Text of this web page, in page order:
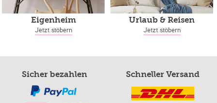
Eigenheim
Jetzt stöbern
Urlaub & Reisen
Jetzt stöbern
Sicher bezahlen Schneller Versand